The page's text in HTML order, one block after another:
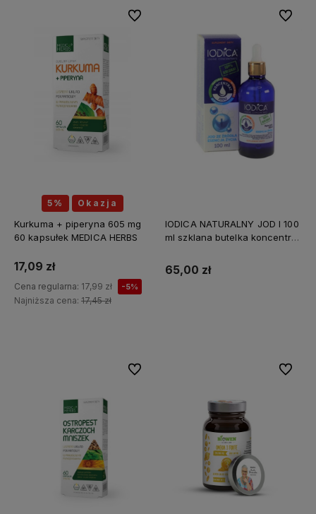
5% Okazja
Kurkuma + piperyna 605 mg
60 kapsułek MEDICA HERBS
17,09 zł
Cena regularna: 17,99 zł -5%
Najniższa cena: 17,45 zł
Do ulubionych
IODICA NATURALNY JOD I 100
ml szklana butelka koncentrat
65,00 zł
Do
Do ulubionych Do